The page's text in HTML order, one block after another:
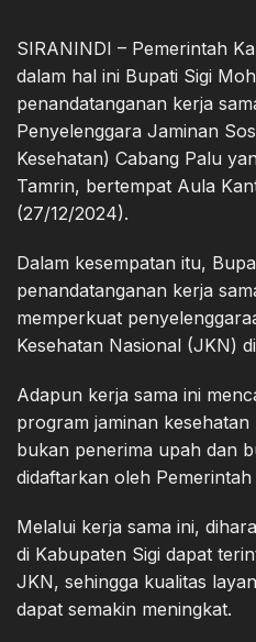
SIRANINDI – Pemerintah
dalam hal ini Bupati Sigi
penandatanganan kerja
Penyelenggara Jaminan
Kesehatan) Cabang Palu
Tamrin, bertempat Aula
(27/12/2024).
Dalam kesempatan itu,
penandatanganan kerja
memperkuat
Kesehatan Nasional (JKN)
Adapun kerja sama ini
program jaminan
bukan penerima upah dan
didaftarkan oleh Pemerintah
Melalui kerja sama ini,
di Kabupaten Sigi dapat
JKN, sehingga kualitas
dapat semakin meningkat.